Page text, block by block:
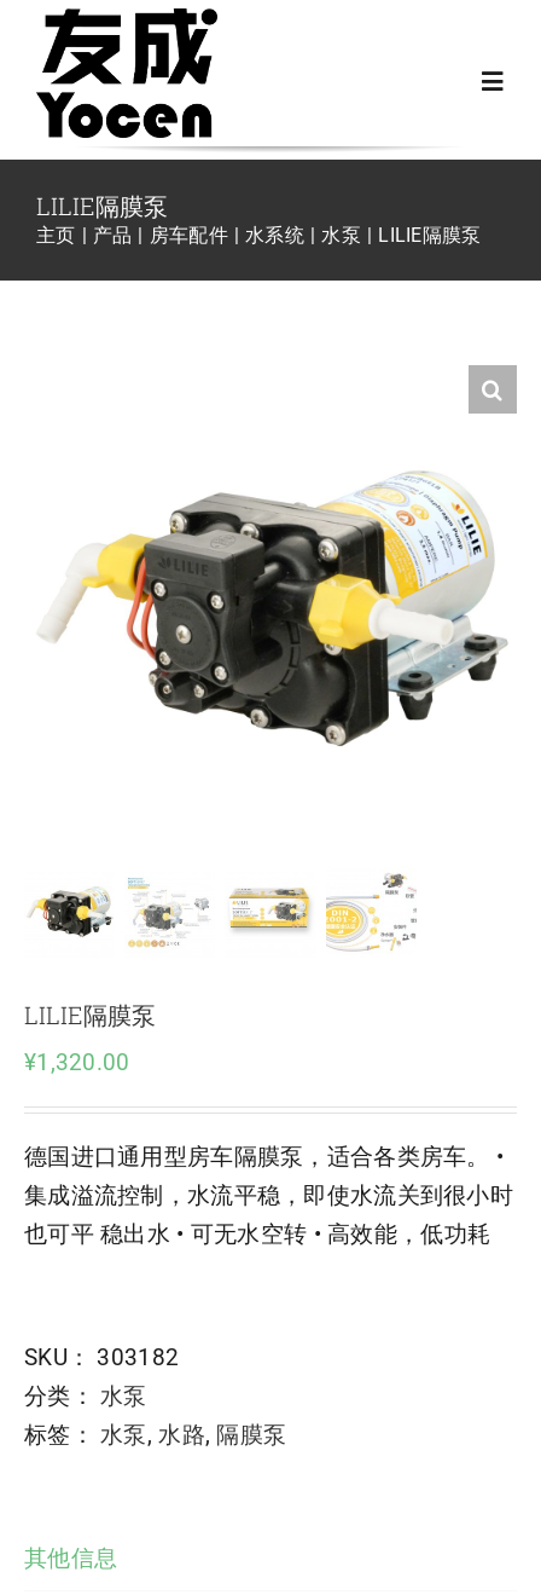
LILIE隔膜泵
主页 产品 房车配件 水系统 水泵 LILIE隔膜泵
LILIE隔膜泵
¥1,320.00
德国进口通用型房车隔膜泵，适合各类房车。 •
集成溢流控制，水流平稳，即使水流关到很小时
也可平 稳出水 • 可无水空转 • 高效能，低功耗
SKU： 303182
分类：水泵
标签：水泵,水路, 隔膜泵
其他信息